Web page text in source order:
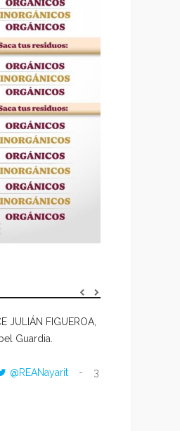
JULIÁN FIGUEROA,
Guardia.
@REANayarit
3